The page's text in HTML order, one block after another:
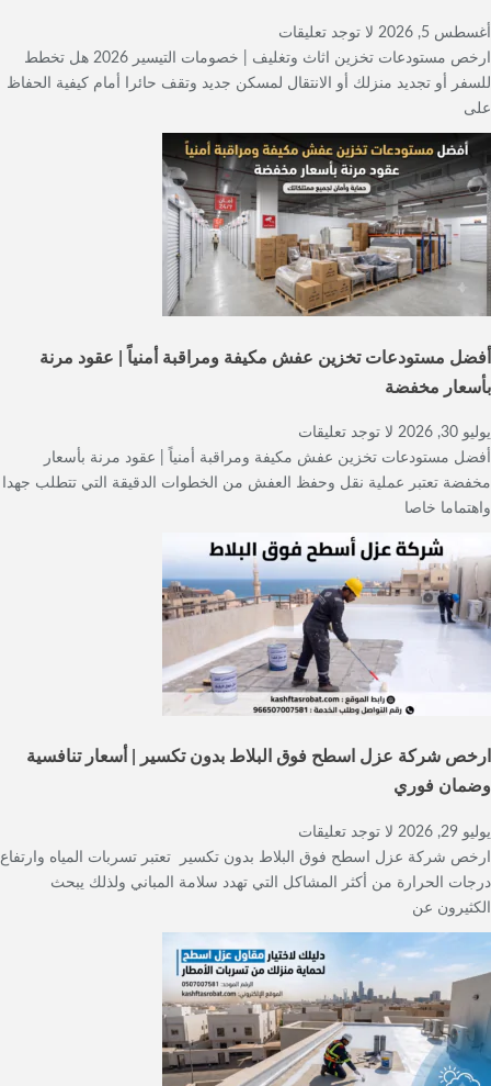
أغسطس 5, 2026
لا توجد تعليقات
ارخص مستودعات تخزين اثاث وتغليف | خصومات التيسير 2026 هل تخطط
للسفر أو تجديد منزلك أو الانتقال لمسكن جديد وتقف حائرا أمام كيفية الحفاظ
على
أفضل مستودعات تخزين عفش مكيفة ومراقبة أمنياً | عقود مرنة
بأسعار مخفضة
يوليو 30, 2026
لا توجد تعليقات
أفضل مستودعات تخزين عفش مكيفة ومراقبة أمنياً | عقود مرنة بأسعار
مخفضة تعتبر عملية نقل وحفظ العفش من الخطوات الدقيقة التي تتطلب جهدا
واهتماما خاصا
ارخص شركة عزل اسطح فوق البلاط بدون تكسير | أسعار تنافسية
وضمان فوري
يوليو 29, 2026
لا توجد تعليقات
ارخص شركة عزل اسطح فوق البلاط بدون تكسير تعتبر تسربات المياه وارتفاع
درجات الحرارة من أكثر المشاكل التي تهدد سلامة المباني ولذلك يبحث
الكثيرون عن